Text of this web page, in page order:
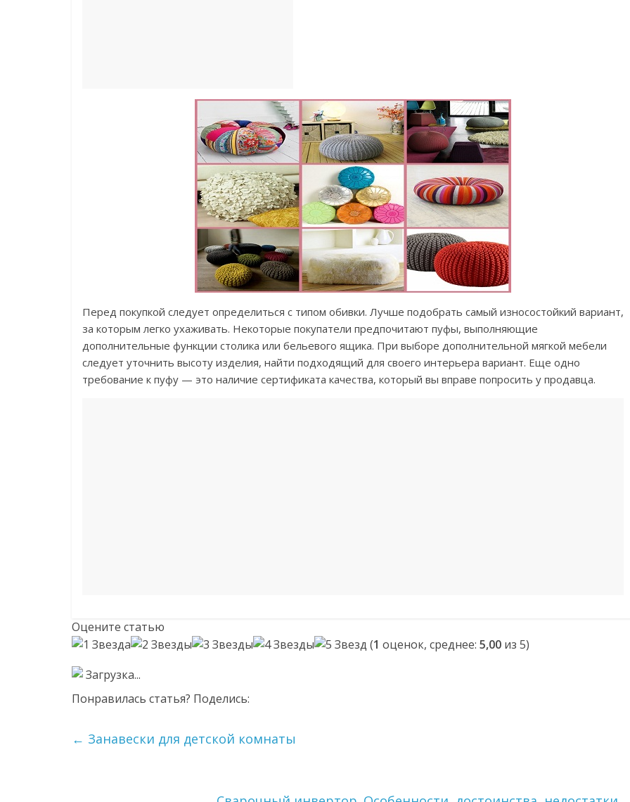
Перед покупкой следует определиться с типом обивки. Лучше подобрать самый износостойкий вариант,
за которым легко ухаживать. Некоторые покупатели предпочитают пуфы, выполняющие
дополнительные функции столика или бельевого ящика. При выборе дополнительной мягкой мебели
следует уточнить высоту изделия, найти подходящий для своего интерьера вариант. Еще одно
требование к пуфу — это наличие сертификата качества, который вы вправе попросить у продавца.
Оцените статью
(1 оценок, среднее: 5,00 из 5)
Загрузка...
Понравилась статья? Поделись:
← Занавески для детской комнаты